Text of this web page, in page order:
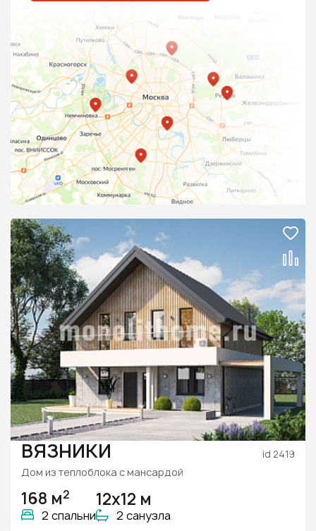
ВЯЗНИКИ id 2419
Дом из теплоблока с мансардой
168 м2
2 спальни
12х12 м
2 санузла